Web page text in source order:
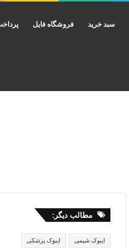
سبد خرید فروشگاه فایل
مطالب دیگر:
ایبوک شیمی ایبوک پزشکی